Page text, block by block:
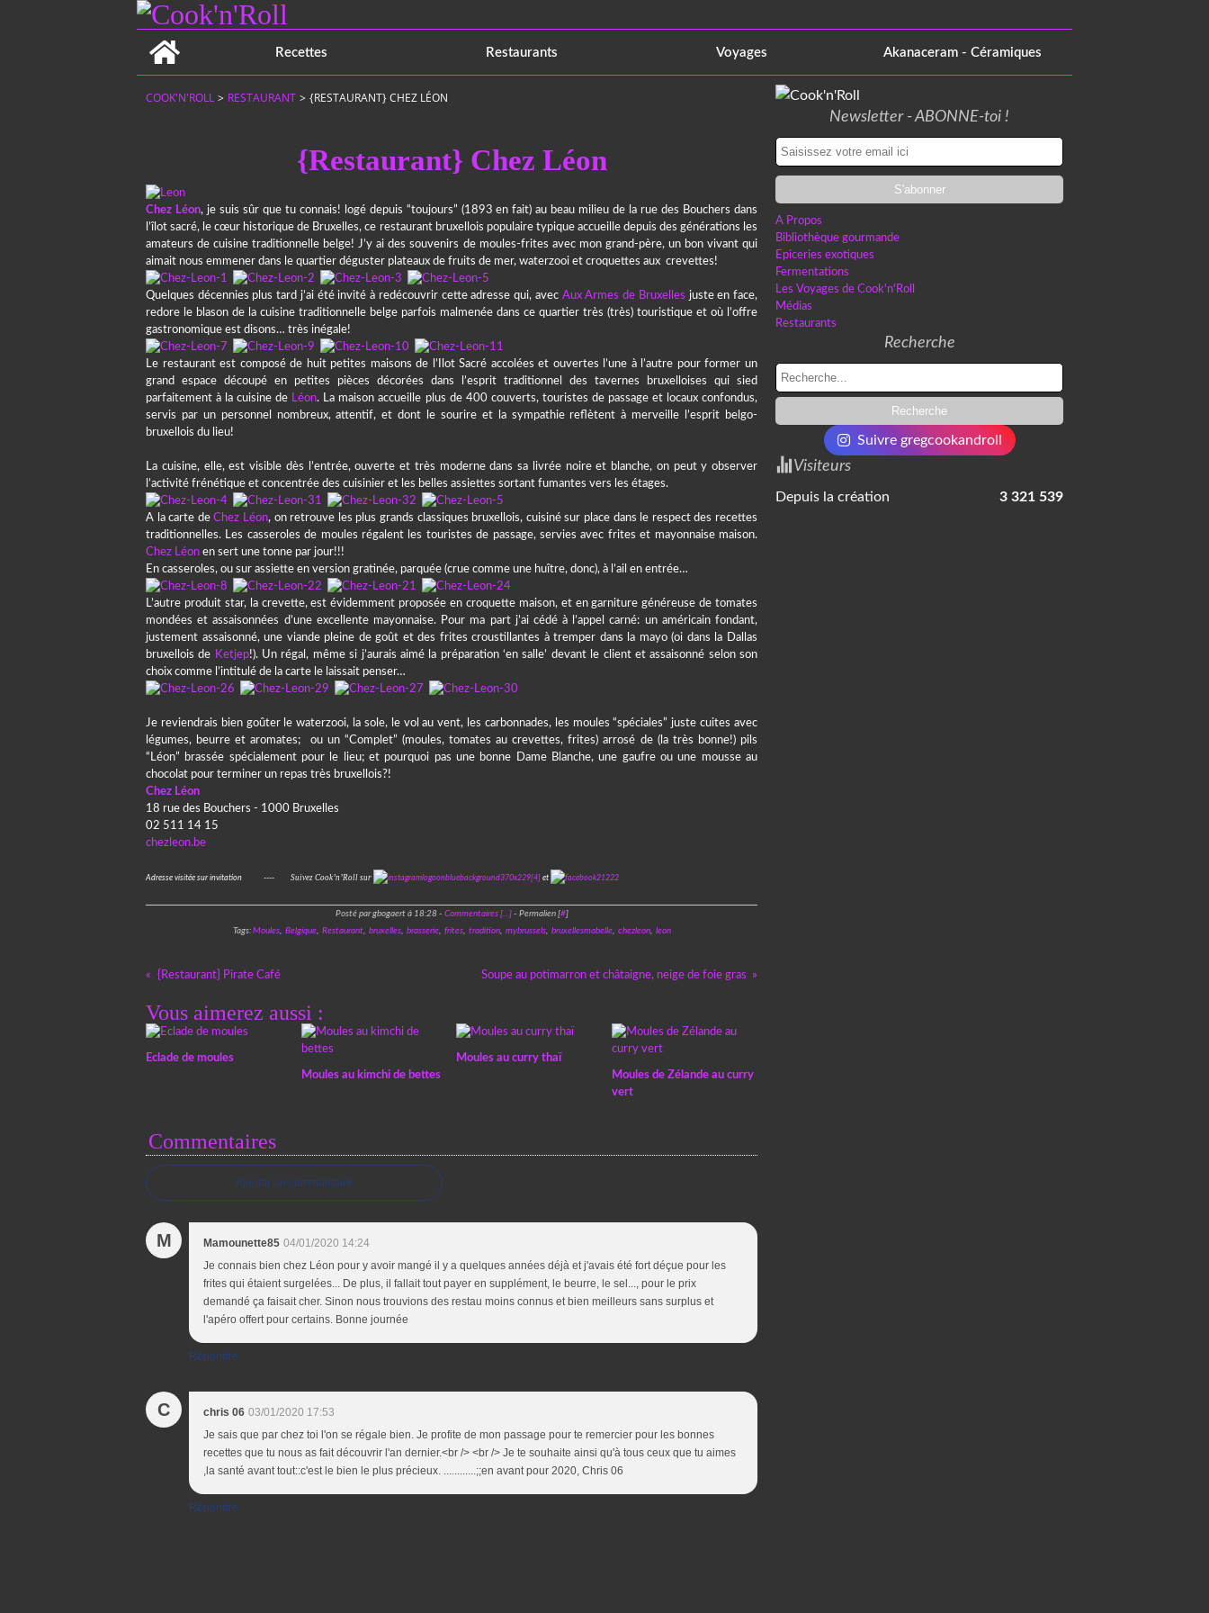
Recettes
Restaurants Voyages Akanaceram - Céramiques
COOK'N'ROLL > RESTAURANT > {RESTAURANT} CHEZ LÉON
{Restaurant} Chez Léon
Chez Léon, je suis sûr que tu connais! logé depuis “toujours” (1893 en fait) au beau milieu de la rue des Bouchers dans
l’îlot sacré, le cœur historique de Bruxelles, ce restaurant bruxellois populaire typique accueille depuis des générations les
amateurs de cuisine traditionnelle belge! J’y ai des souvenirs de moules-frites avec mon grand-père, un bon vivant qui
aimait nous emmener dans le quartier déguster plateaux de fruits de mer, waterzooi et croquettes aux crevettes!
Quelques décennies plus tard j’ai été invité à redécouvrir cette adresse qui, avec Aux Armes de Bruxelles juste en face,
redore le blason de la cuisine traditionnelle belge parfois malmenée dans ce quartier très (très) touristique et où l’offre
gastronomique est disons… très inégale!
Le restaurant est composé de huit petites maisons de l’Ilot Sacré accolées et ouvertes l’une à l’autre pour former un
grand espace découpé en petites pièces décorées dans l’esprit traditionnel des tavernes bruxelloises qui sied
parfaitement à la cuisine de Léon. La maison accueille plus de 400 couverts, touristes de passage et locaux confondus,
servis par un personnel nombreux, attentif, et dont le sourire et la sympathie reflètent à merveille l’esprit belgo-
bruxellois du lieu!
La cuisine, elle, est visible dès l’entrée, ouverte et très moderne dans sa livrée noire et blanche, on peut y observer
l’activité frénétique et concentrée des cuisinier et les belles assiettes sortant fumantes vers les étages.
A la carte deChez Léon, on retrouve les plus grands classiques bruxellois, cuisiné sur place dans le respect des recettes
traditionnelles. Les casseroles de moules régalent les touristes de passage, servies avec frites et mayonnaise maison.
Chez Léon en sert une tonne par jour!!!
En casseroles, ou sur assiette en version gratinée, parquée (crue comme une huître, donc), à l’ail en entrée…
L’autre produit star, la crevette, est évidemment proposée en croquette maison, et en garniture généreuse de tomates
mondées et assaisonnées d’une excellente mayonnaise. Pour ma part j’ai cédé à l’appel carné: un américain fondant,
justement assaisonné, une viande pleine de goût et des frites croustillantes à tremper dans la mayo (oi dans la Dallas
bruxellois de Ketjep!). Un régal, même si j’aurais aimé la préparation ‘en salle’ devant le client et assaisonné selon son
choix comme l’intitulé de la carte le laissait penser…
Je reviendrais bien goûter le waterzooi, la sole, le vol au vent, les carbonnades, les moules “spéciales” juste cuites avec
légumes, beurre et aromates; ou un “Complet” (moules, tomates au crevettes, frites) arrosé de (la très bonne!) pils
“Léon” brassée spécialement pour le lieu; et pourquoi pas une bonne Dame Blanche, une gaufre ou une mousse au
chocolat pour terminer un repas très bruxellois?!
Chez Léon
18 rue des Bouchers - 1000 Bruxelles
02 511 14 15
chezleon.be
Adresse visitée sur invitation ---- Suivez Cook’n’Roll sur et
Posté par gbogaert à 18:28 - Commentaires […]- Permalien [#]
Tags: Moules, Belgique, Restaurant, bruxelles, brasserie, frites, tradition, mybrussels, bruxellesmabelle, chezleon, leon
{Restaurant} Pirate Café Soupe au potimarron et châtaigne, neige de foie gras
Vous aimerez aussi :
Eclade de moules
Moules au kimchi de bettes
Moules au curry thaï
Moules de Zélande au curry
vert
Commentaires
Ajouter un commentaire
M Mamounette85 04/01/2020 14:24
Je connais bien chez Léon pour y avoir mangé il y a quelques années déjà et j'avais été fort déçue pour les
frites qui étaient surgelées... De plus, il fallait tout payer en supplément, le beurre, le sel..., pour le prix
demandé ça faisait cher. Sinon nous trouvions des restau moins connus et bien meilleurs sans surplus et
l'apéro offert pour certains. Bonne journée
Répondre
C chris 06 03/01/2020 17:53
Je sais que par chez toi l'on se régale bien. Je profite de mon passage pour te remercier pour les bonnes
recettes que tu nous as fait découvrir l'an dernier.<br /> <br /> Je te souhaite ainsi qu'à tous ceux que tu aimes
,la santé avant tout::c'est le bien le plus précieux. ............;;en avant pour 2020, Chris 06
Répondre
Newsletter - ABONNE-toi !
A Propos
Bibliothèque gourmande
Epiceries exotiques
Fermentations
Les Voyages de Cook'n'Roll
Médias
Restaurants
Recherche
Suivre gregcookandroll
Visiteurs
Depuis la création 3 321 539